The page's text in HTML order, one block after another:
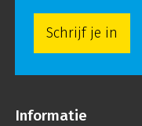
Schrijf je in
Informatie